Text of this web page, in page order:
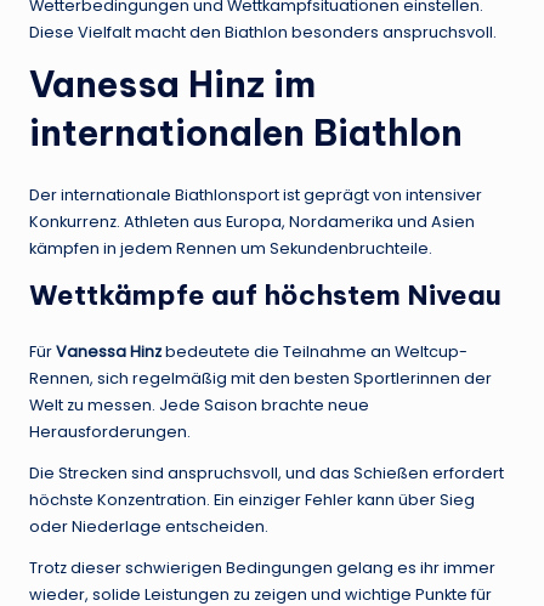
Wetterbedingungen und Wettkampfsituationen einstellen.
Diese Vielfalt macht den Biathlon besonders anspruchsvoll.
Vanessa Hinz im
internationalen Biathlon
Der internationale Biathlonsport ist geprägt von intensiver
Konkurrenz. Athleten aus Europa, Nordamerika und Asien
kämpfen in jedem Rennen um Sekundenbruchteile.
Wettkämpfe auf höchstem Niveau
FürVanessa Hinzbedeutete die Teilnahme an Weltcup-
Rennen, sich regelmäßig mit den besten Sportlerinnen der
Welt zu messen. Jede Saison brachte neue
Herausforderungen.
Die Strecken sind anspruchsvoll, und das Schießen erfordert
höchste Konzentration. Ein einziger Fehler kann über Sieg
oder Niederlage entscheiden.
Trotz dieser schwierigen Bedingungen gelang es ihr immer
wieder, solide Leistungen zu zeigen und wichtige Punkte für